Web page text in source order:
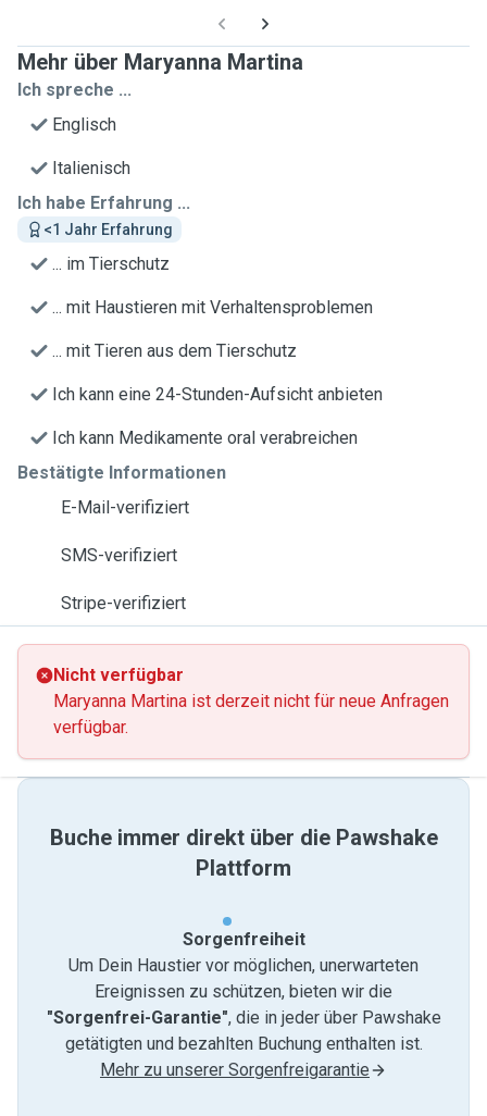
Mehr über Maryanna Martina
Ich spreche ...
Englisch
Italienisch
Ich habe Erfahrung ...
<1 Jahr Erfahrung
... im Tierschutz
... mit Haustieren mit Verhaltensproblemen
... mit Tieren aus dem Tierschutz
Ich kann eine 24-Stunden-Aufsicht anbieten
Ich kann Medikamente oral verabreichen
Bestätigte Informationen
E-Mail-verifiziert
SMS-verifiziert
Stripe-verifiziert
Nicht verfügbar
Maryanna Martina ist derzeit nicht für neue Anfragen
verfügbar.
Buche immer direkt über die Pawshake
Plattform
Sorgenfreiheit
Um Dein Haustier vor möglichen, unerwarteten
Ereignissen zu schützen, bieten wir die
"Sorgenfrei-Garantie", die in jeder über Pawshake
getätigten und bezahlten Buchung enthalten ist.
Mehr zu unserer Sorgenfreigarantie